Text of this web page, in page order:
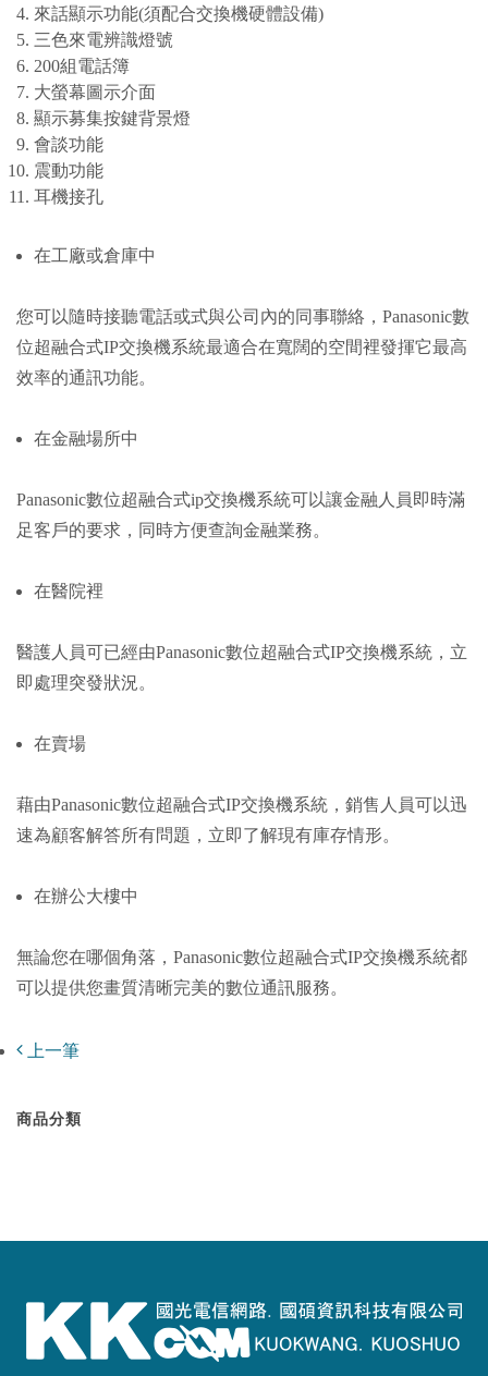
商品分類
來話顯示功能(須配合交換機硬體設備)
三色來電辨識燈號
200組電話簿
大螢幕圖示介面
顯示募集按鍵背景燈
會談功能
震動功能
耳機接孔
在工廠或倉庫中
您可以隨時接聽電話或式與公司內的同事聯絡，Panasonic數
位超融合式IP交換機系統最適合在寬闊的空間裡發揮它最高
效率的通訊功能。
在金融場所中
Panasonic數位超融合式ip交換機系統可以讓金融人員即時滿
足客戶的要求，同時方便查詢金融業務。
在醫院裡
醫護人員可已經由Panasonic數位超融合式IP交換機系統，立
即處理突發狀況。
在賣場
藉由Panasonic數位超融合式IP交換機系統，銷售人員可以迅
速為顧客解答所有問題，立即了解現有庫存情形。
在辦公大樓中
無論您在哪個角落，Panasonic數位超融合式IP交換機系統都
可以提供您畫質清晰完美的數位通訊服務。
上一筆